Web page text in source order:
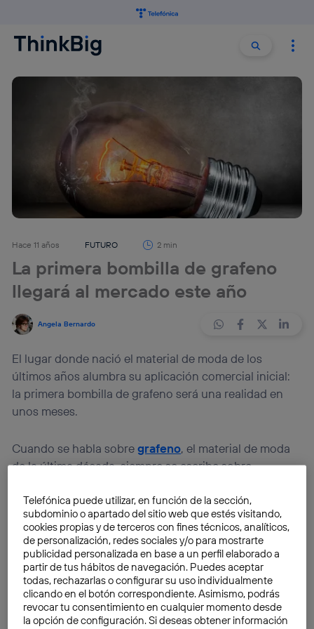
Buscar
Hace 11 años FUTURO 2 min
La primera bombilla de grafeno
llegará al mercado este año
Angela Bernardo
El lugar donde nació el material de moda de los
últimos años alumbra su aplicación comercial inicial:
la primera bombilla de grafeno será una realidad en
unos meses.
Cuando se habla sobregrafeno, el material de moda
de la última década, siempre se escribe sobre
sociedad. Ejemplos no faltan: desdepantallas LED
permitirán que la tecnología sea flexible hastabaterías
con mayor autonomía. ¿Existe algún avance tangible
que podamos ver en los próximos meses? La
respuesta es afirmativa, ya que la primerabombilla de
grafenollegará al mercado este año.
Este producto fue diseñado en la Universidad de
Telefónica puede utilizar, en función de la sección,
subdominio o apartado del sitio web que estés visitando,
cookies propias y de terceros con fines técnicos, analíticos,
de personalización, redes sociales y/o para mostrarte
publicidad personalizada en base a un perfil elaborado a
partir de tus hábitos de navegación. Puedes aceptar
todas, rechazarlas o configurar su uso individualmente
clicando en el botón correspondiente. Asimismo, podrás
revocar tu consentimiento en cualquier momento desde
la opción de configuración. Si deseas obtener información